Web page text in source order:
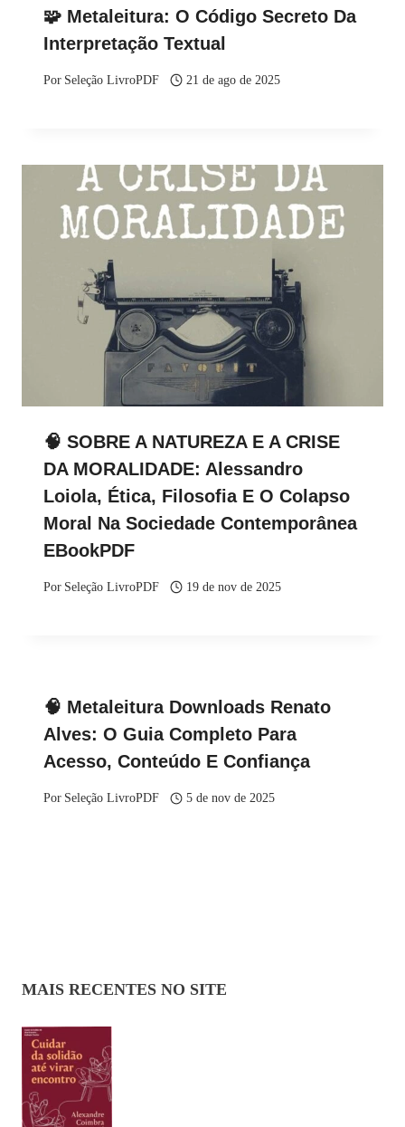
🧩 Metaleitura: O Código Secreto Da
Interpretação Textual
Por Seleção LivroPDF 21 de ago de 2025
🧠 SOBRE A NATUREZA E A CRISE
DA MORALIDADE: Alessandro
Loiola, Ética, Filosofia E O Colapso
Moral Na Sociedade Contemporânea
EBookPDF
Por Seleção LivroPDF 19 de nov de 2025
🧠 Metaleitura Downloads Renato
Alves: O Guia Completo Para
Acesso, Conteúdo E Confiança
Por Seleção LivroPDF 5 de nov de 2025
MAIS RECENTES NO SITE